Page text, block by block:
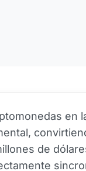
en
de